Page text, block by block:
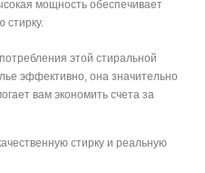
мощность обеспечивает
стирку.
этой стиральной
эффективно, она значительно
вам экономить счета за
стирку и реальную